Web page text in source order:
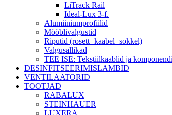
LiTrack Rail
Ideal-Lux 3-f.
Alumiiniumprofiilid
Mööblivalgustid
Riputid (rosett+kaabel+sokkel)
Valgusallikad
TEE ISE: Tekstiilkaablid ja
DESINFITSEERIMISLAMBID
VENTILAATORID
TOOTJAD
RABALUX
STEINHAUER